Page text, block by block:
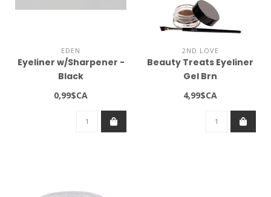
EDEN
Eyeliner w/Sharpener -
Black
0,99$CA
2ND LOVE
Beauty Treats Eyeliner
Gel Brn
4,99$CA